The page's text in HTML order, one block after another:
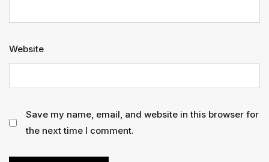
Website
Save my name, email, and website in this browser for
the next time I comment.